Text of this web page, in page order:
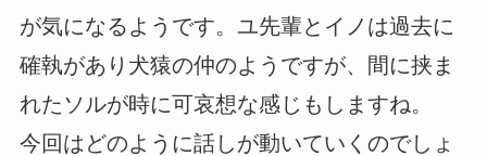
が気になるようです。ユ先輩とイノは過去に
確執があり犬猿の仲のようですが、間に挟ま
れたソルが時に可哀想な感じもしますね。
今回はどのように話しが動いていくのでしょ